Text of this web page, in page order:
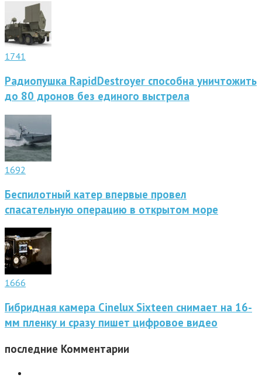
1741
Радиопушка RapidDestroyer способна уничтожить
до 80 дронов без единого выстрела
1692
Беспилотный катер впервые провел
спасательную операцию в открытом море
1666
Гибридная камера Cinelux Sixteen снимает на 16-
мм пленку и сразу пишет цифровое видео
последние Комментарии